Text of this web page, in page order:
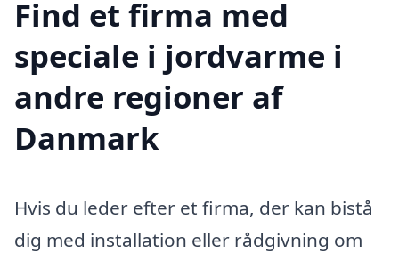
Find et firma med
speciale i jordvarme i
andre regioner af
Danmark
Hvis du leder efter et firma, der kan bistå
dig med installation eller rådgivning om